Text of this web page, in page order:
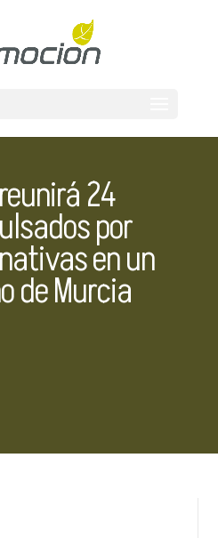
24
por
en un
de Murcia